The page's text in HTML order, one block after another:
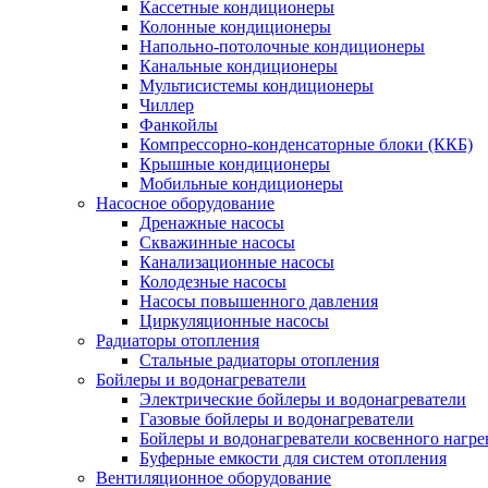
Кассетные кондиционеры
Колонные кондиционеры
Напольно-потолочные кондиционеры
Канальные кондиционеры
Мультисистемы кондиционеры
Чиллер
Фанкойлы
Компрессорно-конденсаторные блоки (ККБ)
Крышные кондиционеры
Мобильные кондиционеры
Насосное оборудование
Дренажные насосы
Скважинные насосы
Канализационные насосы
Колодезные насосы
Насосы повышенного давления
Циркуляционные насосы
Радиаторы отопления
Стальные радиаторы отопления
Бойлеры и водонагреватели
Электрические бойлеры и водонагреватели
Газовые бойлеры и водонагреватели
Бойлеры и водонагреватели косвенного
Буферные емкости для систем отопления
Вентиляционное оборудование